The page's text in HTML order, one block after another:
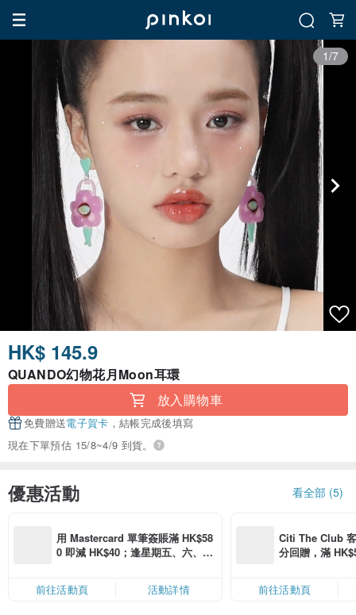
1/7
HK$ 145.9
QUANDO幻物花月Moon耳環
放入購物車
免費贈送電子賀卡 ，結帳完成後填寫
現在下單預估 15/8~4/9 到貨。
優惠活動 看全部 (5)
用 Mastercard 單筆簽賬滿 HK$58
0 即減 HK$40；逢星期五、六、日
卡」結帳）
前往活動頁 活動詳情
Citi The Club
分回贈，滿
前往活動頁